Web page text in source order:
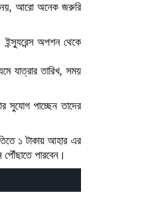
ই নয়, আরো অনেক জরুরি
ইন্স্যুরেন্স অপশন থেকে
যাত্রার তারিখ, সময়
সুযোগ পাচ্ছেন তাদের
১ টাকায় আহার এর
পারবেন।